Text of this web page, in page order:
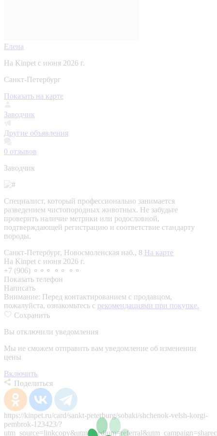
Елена
На Kinpet c июня 2026 г.
Санкт-Петербург
Показать на карте
Заводчик
Другие объявления
0 отзывов
Заводчик
Специалист, который профессионально занимается
разведением чистопородных животных. Не забудьте
проверить наличие метрики или родословной,
подтверждающей регистрацию и соответствие стандарту
породы.
Санкт-Петербург, Новосмоленская наб., 8 На карте
На Kinpet c июня 2026 г.
+7 (906) ⚬⚬⚬ ⚬⚬ ⚬⚬
Показать телефон
Написать
Внимание: Перед контактированием с продавцом,
пожалуйста, ознакомьтесь с рекомендациями при покупке.
Сохранить
Вы отключили уведомления
Мы не сможем отправить вам уведомление об изменении
цены
Включить
Поделиться
https://kinpet.ru/card/sankt-peterburg/sobaki/shchenok-velsh-korgi-
pembrok-123423/?